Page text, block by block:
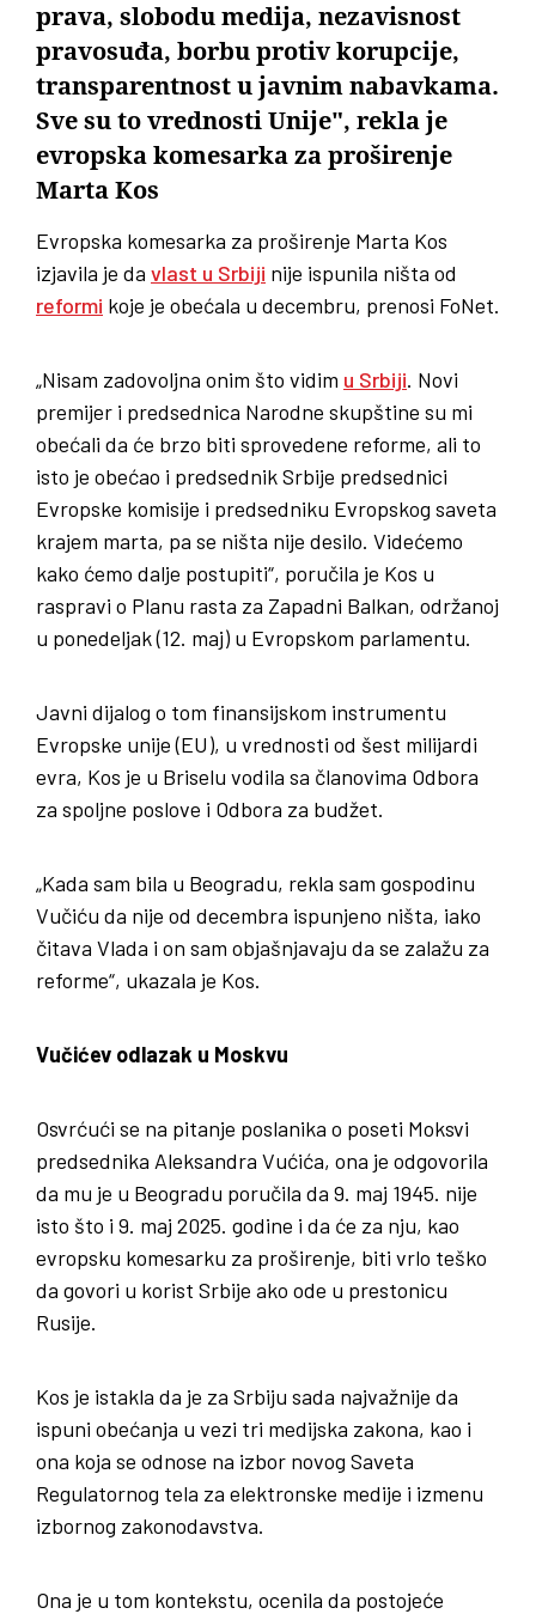
prava, slobodu medija, nezavisnost
pravosuđa, borbu protiv korupcije,
transparentnost u javnim nabavkama.
Sve su to vrednosti Unije", rekla je
evropska komesarka za proširenje
Marta Kos
Evropska komesarka za proširenje Marta Kos
izjavila je da vlast u Srbiji nije ispunila ništa od
reformi koje je obećala u decembru, prenosi FoNet.
„Nisam zadovoljna onim što vidim u Srbiji. Novi
premijer i predsednica Narodne skupštine su mi
obećali da će brzo biti sprovedene reforme, ali to
isto je obećao i predsednik Srbije predsednici
Evropske komisije i predsedniku Evropskog saveta
krajem marta, pa se ništa nije desilo. Videćemo
kako ćemo dalje postupiti“, poručila je Kos u
raspravi o Planu rasta za Zapadni Balkan, održanoj
u ponedeljak (12. maj) u Evropskom parlamentu.
Javni dijalog o tom finansijskom instrumentu
Evropske unije (EU), u vrednosti od šest milijardi
evra, Kos je u Briselu vodila sa članovima Odbora
za spoljne poslove i Odbora za budžet.
„Kada sam bila u Beogradu, rekla sam gospodinu
Vučiću da nije od decembra ispunjeno ništa, iako
čitava Vlada i on sam objašnjavaju da se zalažu za
reforme“, ukazala je Kos.
Vučićev odlazak u Moskvu
Osvrćući se na pitanje poslanika o poseti Moksvi
predsednika Aleksandra Vućića, ona je odgovorila
da mu je u Beogradu poručila da 9. maj 1945. nije
isto što i 9. maj 2025. godine i da će za nju, kao
evropsku komesarku za proširenje, biti vrlo teško
da govori u korist Srbije ako ode u prestonicu
Rusije.
Kos je istakla da je za Srbiju sada najvažnije da
ispuni obećanja u vezi tri medijska zakona, kao i
ona koja se odnose na izbor novog Saveta
Regulatornog tela za elektronske medije i izmenu
izbornog zakonodavstva.
Ona je u tom kontekstu, ocenila da postojeće